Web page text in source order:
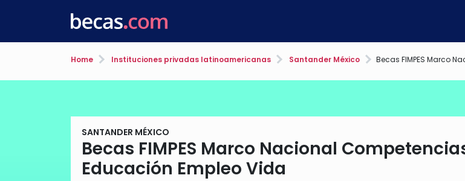
Home Instituciones privadas latinoamericanas Santander México Becas FIMPES Marco
SANTANDER MÉXICO
Becas FIMPES Marco Nacional
Educación Empleo Vida